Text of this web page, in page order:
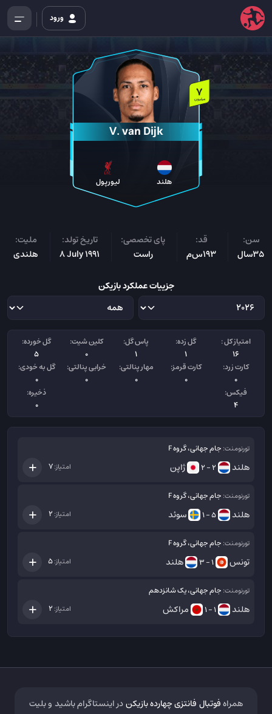
ورود
V. van Dijk
7
میلیون
هلند لیورپول
سن:
35سال
قد:
193س‌م
پای تخصصی:
راست
تاریخ تولد:
8 July 1991
ملیت:
هلندی
جزییات عملکرد بازیکن
امتیاز کل :
16
گل زده:
1
پاس گل:
1
کلین شیت:
0
گل خورده:
5
کارت زرد:
0
کارت قرمز:
0
مهار پنالتی:
0
خرابی پنالتی:
0
گل به خودی:
0
فیکس:
4
ذخیره:
0
تورنومنت: جام جهانی، گروه F
هلند 2 - 2 ژاپن امتیاز:7
تورنومنت: جام جهانی، گروه F
هلند 5 - 1 سوئد امتیاز: 2
تورنومنت: جام جهانی، گروه F
تونس 1 - 3 هلند امتیاز:5
تورنومنت: جام جهانی، یک شانزدهم
هلند 1 - 1 مراکش امتیاز: 2
همراهفوتبال فانتزی چهارده بازیکندر اینستاگرام باشید و بلیت